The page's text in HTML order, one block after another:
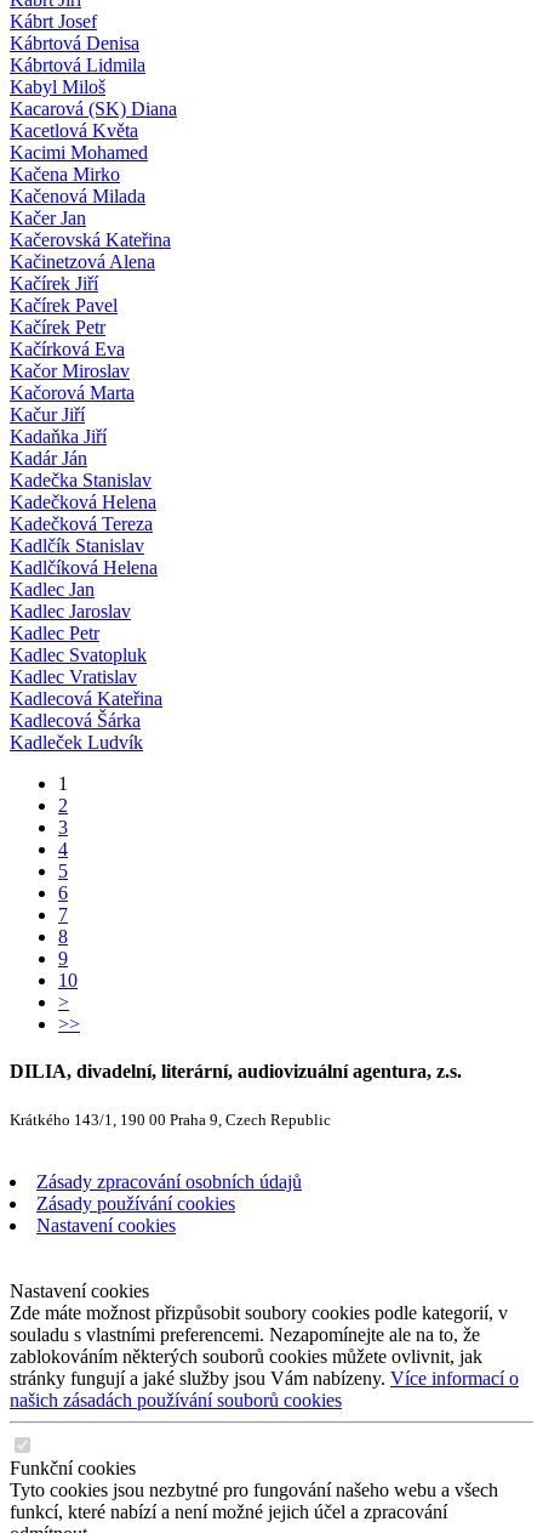
Kábrt Josef
Kábrtová Denisa
Kábrtová Lidmila
Kabyl Miloš
Kacarová (SK) Diana
Kacetlová Květa
Kacimi Mohamed
Kačena Mirko
Kačenová Milada
Kačer Jan
Kačerovská Kateřina
Kačinetzová Alena
Kačírek Jiří
Kačírek Pavel
Kačírek Petr
Kačírková Eva
Kačor Miroslav
Kačorová Marta
Kačur Jiří
Kadaňka Jiří
Kadár Ján
Kadečka Stanislav
Kadečková Helena
Kadečková Tereza
Kadlčík Stanislav
Kadlčíková Helena
Kadlec Jan
Kadlec Jaroslav
Kadlec Petr
Kadlec Svatopluk
Kadlec Vratislav
Kadlecová Kateřina
Kadlecová Šárka
Kadleček Ludvík
1
2
3
4
5
6
7
8
9
10
>
>>
DILIA, divadelní, literární, audiovizuální agentura, z.s.
Krátkého 143/1, 190 00 Praha 9, Czech Republic
Zásady zpracování osobních údajů
Zásady používání cookies
Nastavení cookies
Nastavení cookies
Zde máte možnost přizpůsobit soubory cookies podle kategorií, v
souladu s vlastními preferencemi. Nezapomínejte ale na to, že
zablokováním některých souborů cookies můžete ovlivnit, jak
stránky fungují a jaké služby jsou Vám nabízeny. Více informací o
našich zásadách používání souborů cookies
Funkční cookies
Tyto cookies jsou nezbytné pro fungování našeho webu a všech
funkcí, které nabízí a není možné jejich účel a zpracování